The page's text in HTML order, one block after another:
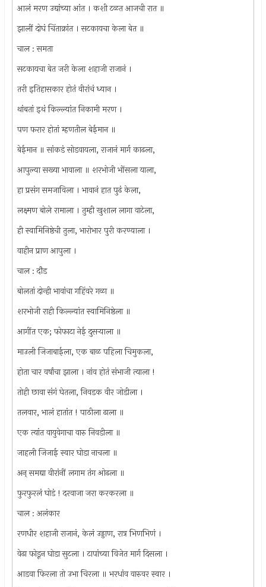
आलं मरण उद्यांच्या आंत । कशी टळत आजची रात ॥
झालीं दोघं चिंताक्रांत । सटकायचा केला बेत ॥
चाल : समता
सटकायचा बेत जरी केला शहाजी राजानं ।
तरी इतिहासकार होतं वीरांचं ध्यान ।
थांबतां इथं किल्ल्यांत निकामी मरण ।
पण फरार होतां म्हणतील बेईमान ॥
बेईमान ॥ सांकडं सोडवायला, राजानं मार्ग काढला,
आपुल्या सख्या भावाला ॥ शरभोजी भोंसला याला,
हा प्रसंग समजाविला । भावानं हात पुढं केला,
लक्ष्मण बोले रामाला । तुम्ही खुशाल लागा वाटेला,
ही स्वामिनिष्ठेची तुला, भारोभार पुरी करण्याला ।
वाहीन प्राण आपुला ।
चाल : दौड
बोलतां दोन्ही भावांचा गहिंवरे गळा ॥
शरभोजी राही किल्ल्यांत स्वामिनिष्ठेला ॥
आगींत एक; फोफाटा नेई दुसर्‍याला ॥
माउली जिजाबाईला, एक बाळ पहिला चिमुकला,
होता चार वर्षांचा झाला । नांव होतं संभाजी त्याला !
तोही छावा संगं घेतला, निवडक वीर जोडीला ।
तलवार, भालं हातांत ! पाठीला ढाला ॥
एक त्यांत वायुवेगाचा वारु निवडीला ॥
जाहली जिजाई स्वार घोडा नाचला ॥
अन् समद्या वीरांनीं लगाम तंग ओढला ॥
फुरफुरलं घोडं ! दरवाजा जरा करकरला ॥
चाल : अलंकार
रणधीर शहाजी राजानं, केलं उड्डाण, रात्र भिणभिणं ।
वेढा फोडून घोडा सुटला । टापांच्या विजेत मार्ग दिसला ।
आडवा फिरला तो उभा चिरला ॥ भरधांव वारुवर स्वार ।